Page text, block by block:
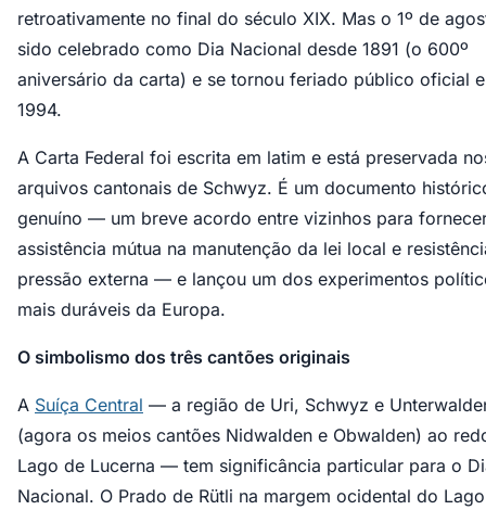
retroativamente no final do século XIX. Mas o 1º de
sido celebrado como Dia Nacional desde 1891 (o 600º
aniversário da carta) e se tornou feriado público oficial
1994.
A Carta Federal foi escrita em latim e está preservada
arquivos cantonais de Schwyz. É um documento
genuíno — um breve acordo entre vizinhos para
assistência mútua na manutenção da lei local e
pressão externa — e lançou um dos experimentos
mais duráveis da Europa.
O simbolismo dos três cantões originais
A Suíça Central — a região de Uri, Schwyz e
(agora os meios cantões Nidwalden e Obwalden) ao
Lago de Lucerna — tem significância particular para o
Nacional. O Prado de Rütli na margem ocidental do